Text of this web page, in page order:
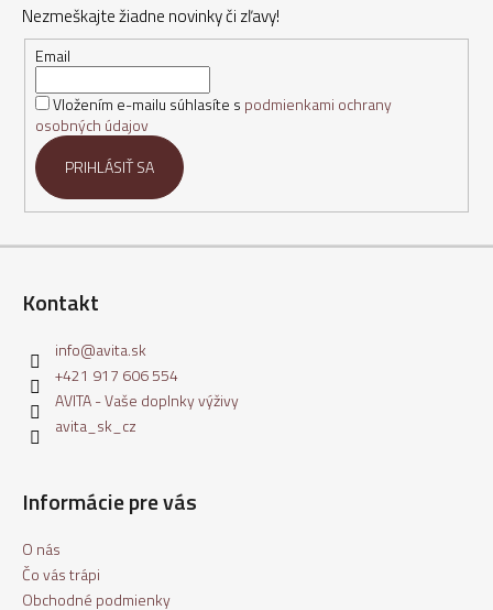
Nezmeškajte žiadne novinky či zľavy!
Email
Vložením e-mailu súhlasíte s podmienkami ochrany
osobných údajov
PRIHLÁSIŤ SA
Kontakt
info@avita.sk
+421 917 606 554
AVITA - Vaše doplnky výživy
avita_sk_cz
Informácie pre vás
O nás
Čo vás trápi
Obchodné podmienky